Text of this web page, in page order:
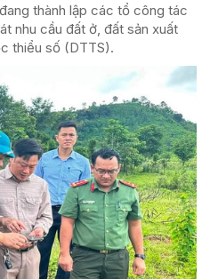
thành lập các tổ công tác
nhu cầu đất ở, đất sản xuất
thiểu số (DTTS).